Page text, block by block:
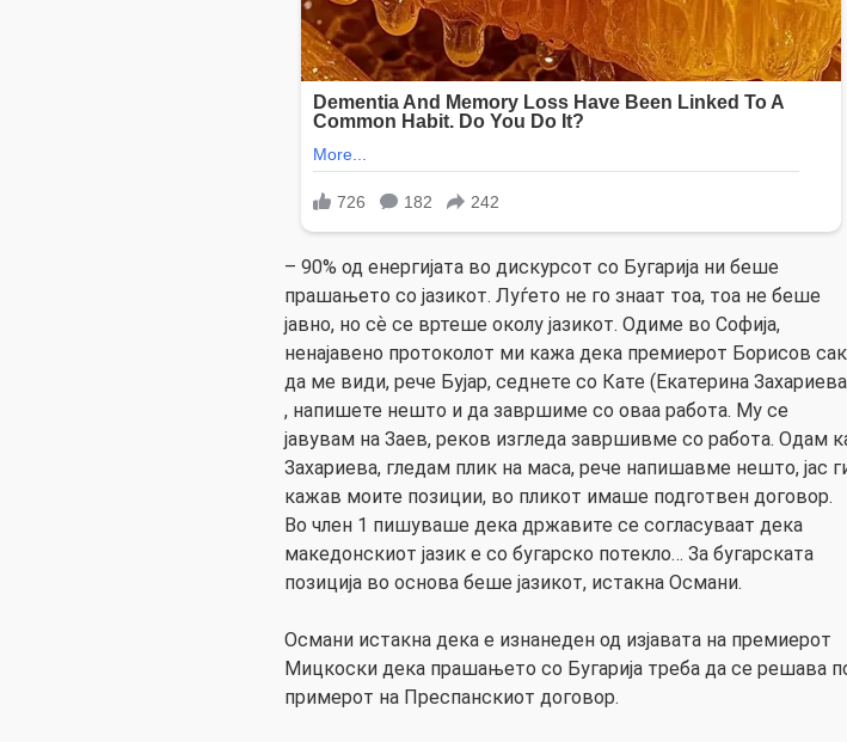
– 90% од енергијата во дискурсот со Бугарија ни беше
прашањето со јазикот. Луѓето не го знаат тоа, тоа не беше
јавно, но сѐ се вртеше околу јазикот. Одиме во Софија,
ненајавено протоколот ми кажа дека премиерот Борисов
да ме види, рече Бујар, седнете со Кате (Екатерина
, напишете нешто и да завршиме со оваа работа. Му се
јавувам на Заев, реков изгледа завршивме со работа. Одам
Захариева, гледам плик на маса, рече напишавме нешто, јас
кажав моите позиции, во пликот имаше подготвен договор.
Во член 1 пишуваше дека државите се согласуваат дека
македонскиот јазик е со бугарско потекло… За бугарската
позиција во основа беше јазикот, истакна Османи.
Османи истакна дека е изнанеден од изјавата на премиерот
Мицкоски дека прашањето со Бугарија треба да се решава
примерот на Преспанскиот договор.